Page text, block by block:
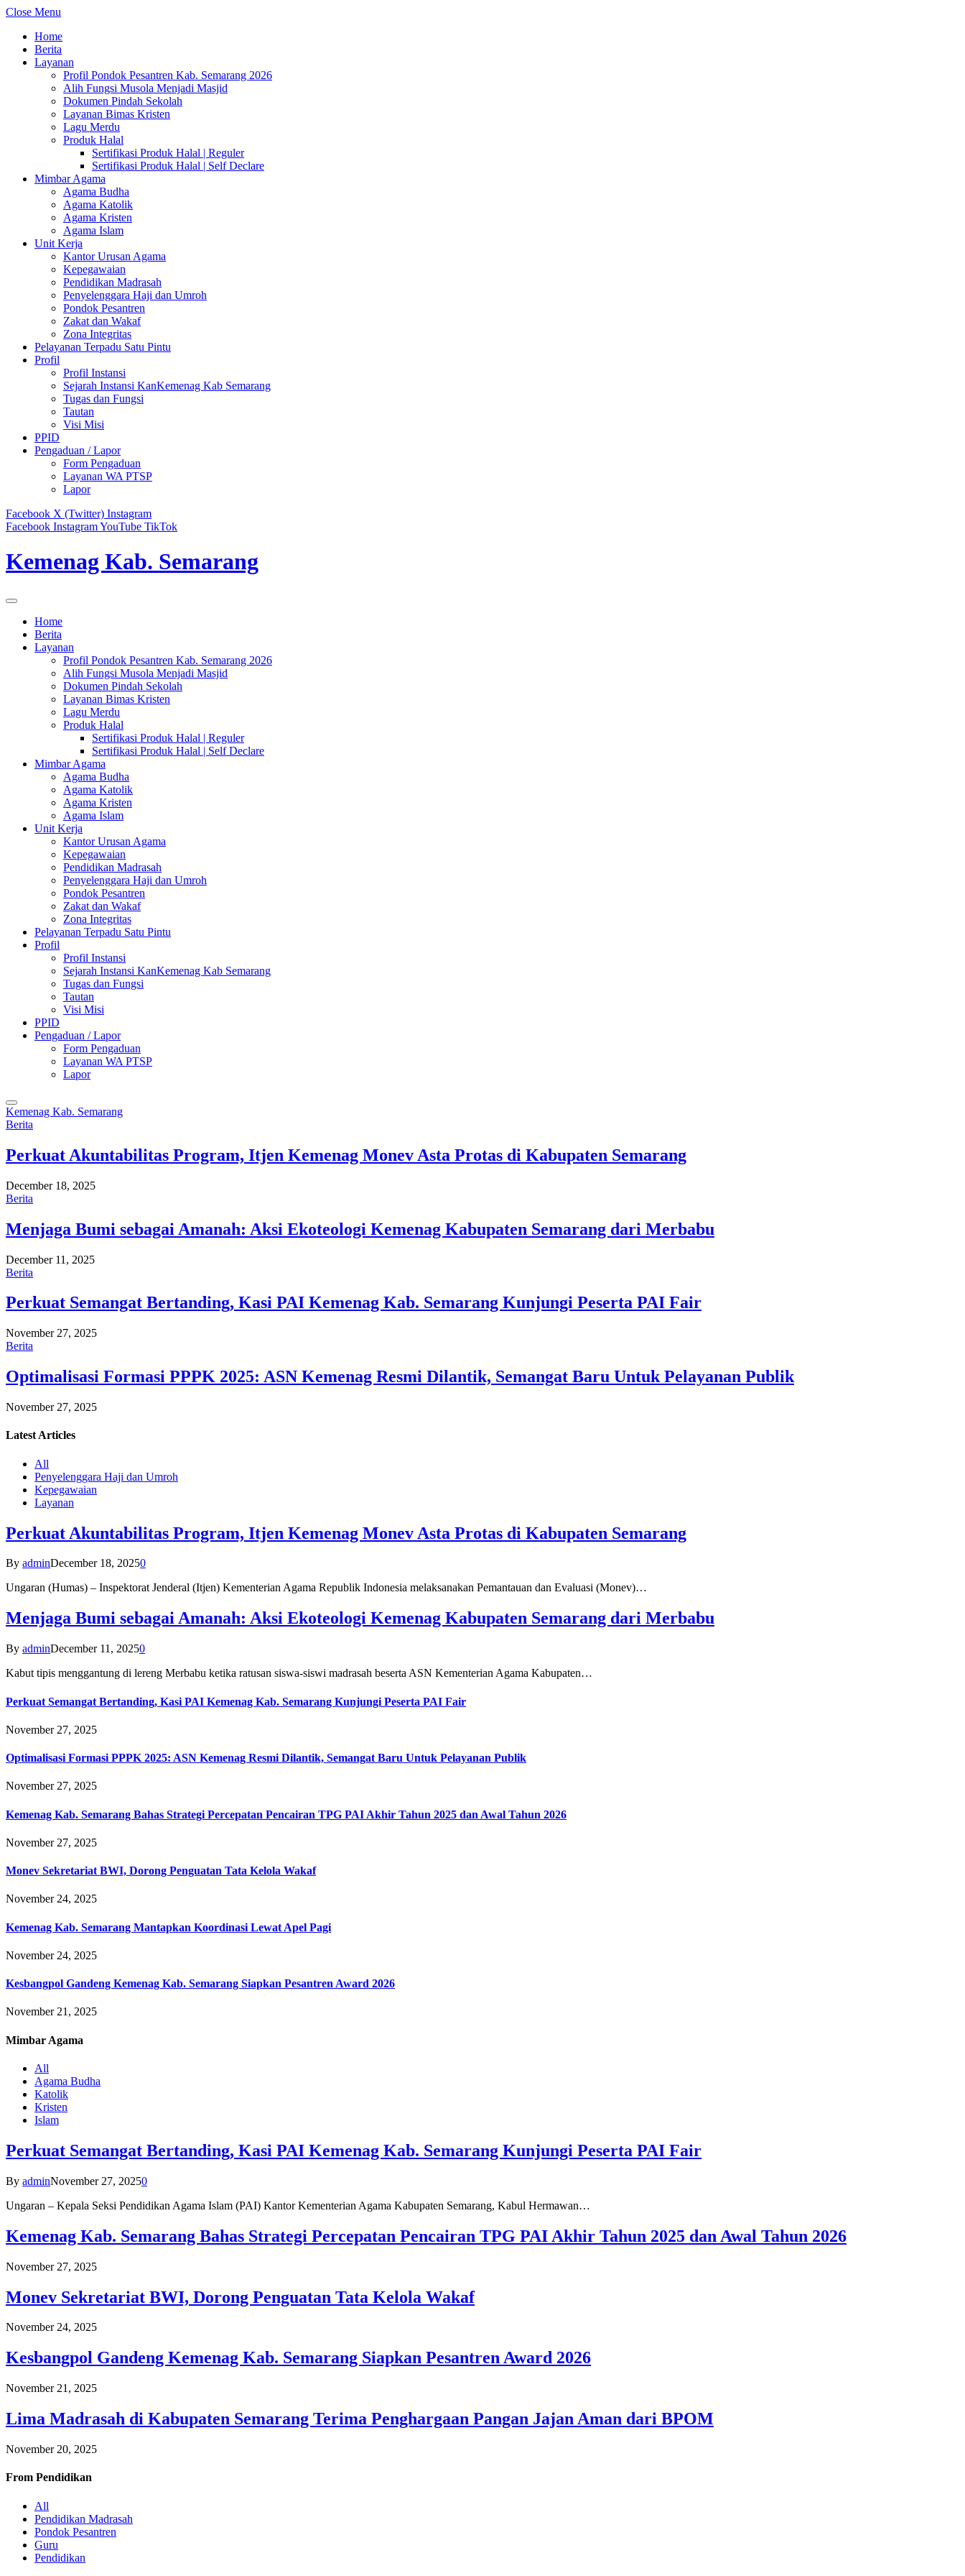
Close Menu
Home
Berita
Layanan
Profil Pondok Pesantren Kab. Semarang 2026
Alih Fungsi Musola Menjadi Masjid
Dokumen Pindah Sekolah
Layanan Bimas Kristen
Lagu Merdu
Produk Halal
Sertifikasi Produk Halal | Reguler
Sertifikasi Produk Halal | Self Declare
Mimbar Agama
Agama Budha
Agama Katolik
Agama Kristen
Agama Islam
Unit Kerja
Kantor Urusan Agama
Kepegawaian
Pendidikan Madrasah
Penyelenggara Haji dan Umroh
Pondok Pesantren
Zakat dan Wakaf
Zona Integritas
Pelayanan Terpadu Satu Pintu
Profil
Profil Instansi
Sejarah Instansi KanKemenag Kab Semarang
Tugas dan Fungsi
Tautan
Visi Misi
PPID
Pengaduan / Lapor
Form Pengaduan
Layanan WA PTSP
Lapor
Facebook X (Twitter) Instagram
Facebook InstagramYouTube TikTok
Kemenag Kab. Semarang
Home
Berita
Layanan
Profil Pondok Pesantren Kab. Semarang 2026
Alih Fungsi Musola Menjadi Masjid
Dokumen Pindah Sekolah
Layanan Bimas Kristen
Lagu Merdu
Produk Halal
Sertifikasi Produk Halal | Reguler
Sertifikasi Produk Halal | Self Declare
Mimbar Agama
Agama Budha
Agama Katolik
Agama Kristen
Agama Islam
Unit Kerja
Kantor Urusan Agama
Kepegawaian
Pendidikan Madrasah
Penyelenggara Haji dan Umroh
Pondok Pesantren
Zakat dan Wakaf
Zona Integritas
Pelayanan Terpadu Satu Pintu
Profil
Profil Instansi
Sejarah Instansi KanKemenag Kab Semarang
Tugas dan Fungsi
Tautan
Visi Misi
PPID
Pengaduan / Lapor
Form Pengaduan
Layanan WA PTSP
Lapor
Kemenag Kab. Semarang
Berita
Perkuat Akuntabilitas Program, Itjen Kemenag Monev Asta Protas di Kabupaten Semarang
December 18, 2025
Berita
Menjaga Bumi sebagai Amanah: Aksi Ekoteologi Kemenag Kabupaten Semarang dari Merbabu
December 11, 2025
Berita
Perkuat Semangat Bertanding, Kasi PAI Kemenag Kab. Semarang Kunjungi Peserta PAI Fair
November 27, 2025
Berita
Optimalisasi Formasi PPPK 2025: ASN Kemenag Resmi Dilantik, Semangat Baru Untuk Pelayanan Publik
November 27, 2025
Latest Articles
All
Penyelenggara Haji dan Umroh
Kepegawaian
Layanan
Perkuat Akuntabilitas Program, Itjen Kemenag Monev Asta Protas di Kabupaten Semarang
By adminDecember 18, 20250
Ungaran (Humas) – Inspektorat Jenderal (Itjen) Kementerian Agama Republik Indonesia melaksanakan Pemantauan dan Evaluasi (Monev)…
Menjaga Bumi sebagai Amanah: Aksi Ekoteologi Kemenag Kabupaten Semarang dari Merbabu
By adminDecember 11, 20250
Kabut tipis menggantung di lereng Merbabu ketika ratusan siswa-siswi madrasah beserta ASN Kementerian Agama Kabupaten…
Perkuat Semangat Bertanding, Kasi PAI Kemenag Kab. Semarang Kunjungi Peserta PAI Fair
November 27, 2025
Optimalisasi Formasi PPPK 2025: ASN Kemenag Resmi Dilantik, Semangat Baru Untuk Pelayanan Publik
November 27, 2025
Kemenag Kab. Semarang Bahas Strategi Percepatan Pencairan TPG PAI Akhir Tahun 2025 dan Awal Tahun 2026
November 27, 2025
Monev Sekretariat BWI, Dorong Penguatan Tata Kelola Wakaf
November 24, 2025
Kemenag Kab. Semarang Mantapkan Koordinasi Lewat Apel Pagi
November 24, 2025
Kesbangpol Gandeng Kemenag Kab. Semarang Siapkan Pesantren Award 2026
November 21, 2025
Mimbar Agama
All
Agama Budha
Katolik
Kristen
Islam
Perkuat Semangat Bertanding, Kasi PAI Kemenag Kab. Semarang Kunjungi Peserta PAI Fair
By adminNovember 27, 20250
Ungaran – Kepala Seksi Pendidikan Agama Islam (PAI) Kantor Kementerian Agama Kabupaten Semarang, Kabul Hermawan…
Kemenag Kab. Semarang Bahas Strategi Percepatan Pencairan TPG PAI Akhir Tahun 2025 dan Awal Tahun 2026
November 27, 2025
Monev Sekretariat BWI, Dorong Penguatan Tata Kelola Wakaf
November 24, 2025
Kesbangpol Gandeng Kemenag Kab. Semarang Siapkan Pesantren Award 2026
November 21, 2025
Lima Madrasah di Kabupaten Semarang Terima Penghargaan Pangan Jajan Aman dari BPOM
November 20, 2025
From Pendidikan
All
Pendidikan Madrasah
Pondok Pesantren
Guru
Pendidikan